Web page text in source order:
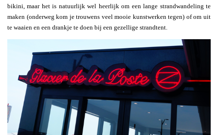
bikini, maar het is natuurlijk wel heerlijk om een lange strandwandeling te
maken (onderweg kom je trouwens veel mooie kunstwerken tegen) of om uit
te waaien en een drankje te doen bij een gezellige strandtent.